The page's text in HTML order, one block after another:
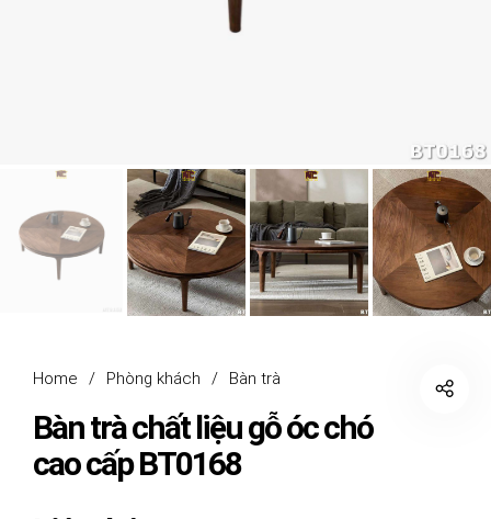
Home / Phòng khách / Bàn trà
Bàn trà chất liệu gỗ óc chó
cao cấp BT0168